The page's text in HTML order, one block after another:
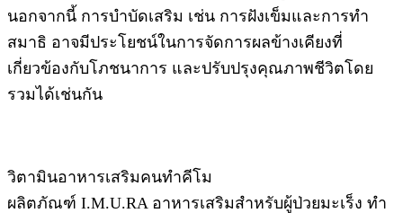
นอกจากนี้ การบำบัดเสริม เช่น การฝังเข็มและการทำ
สมาธิ อาจมีประโยชน์ในการจัดการผลข้างเคียงที่
เกี่ยวข้องกับโภชนาการ และปรับปรุงคุณภาพชีวิตโดย
รวมได้เช่นกัน
วิตามินอาหารเสริมคนทำคีโม
ผลิตภัณฑ์ I.M.U.RA อาหารเสริมสำหรับผู้ป่วยมะเร็ง ทำ